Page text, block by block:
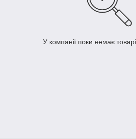
У компанії поки немає